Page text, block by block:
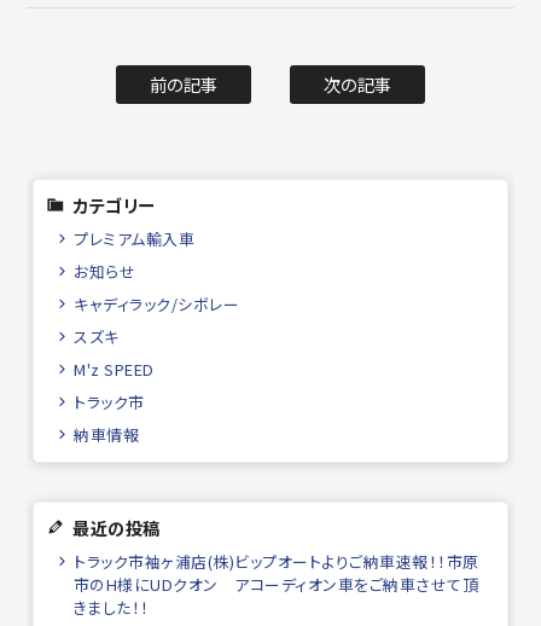
前の記事 次の記事
カテゴリー
プレミアム輸入車
お知らせ
キャディラック/シボレー
スズキ
M'z SPEED
トラック市
納車情報
最近の投稿
トラック市袖ヶ浦店(株)ビップオートよりご納車速報！！市原
市のH様にUDクオン アコーディオン車をご納車させて頂
きました！！